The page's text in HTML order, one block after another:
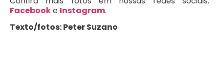
Facebooke Instagram.
Texto/fotos: Peter Suzano